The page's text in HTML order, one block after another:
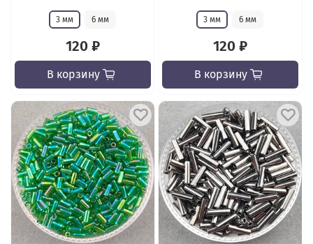
3 мм 6 мм
120 ₽
В корзину
3 мм 6 мм
120 ₽
В корзину